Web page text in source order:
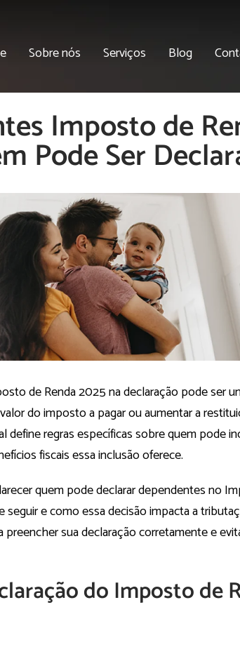
Sobre nós Serviços Blog
Imposto de
Pode Ser
de Renda 2025 na declaração pode ser
do imposto a pagar ou aumentar a
define regras específicas sobre quem pode
fiscais essa inclusão oferece.
quem pode declarar dependentes no
seguir e como essa decisão impacta a
preencher sua declaração corretamente e
do Imposto de